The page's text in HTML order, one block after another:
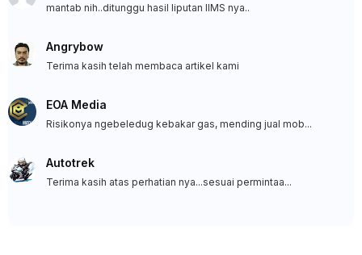
mantab nih..ditunggu hasil liputan IIMS nya..
Angrybow
Terima kasih telah membaca artikel kami
EOA Media
Risikonya ngebeledug kebakar gas, mending jual mob...
Autotrek
Terima kasih atas perhatian nya...sesuai permintaa...